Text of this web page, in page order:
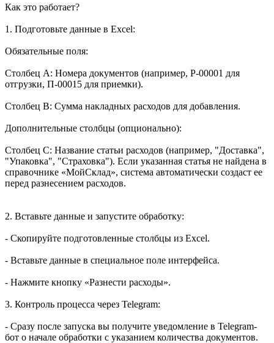
Как это работает?
1. Подготовьте данные в Excel:
Обязательные поля:
Столбец А: Номера документов (например, Р-00001 для
отгрузки, П-00015 для приемки).
Столбец B: Сумма накладных расходов для добавления.
Дополнительные столбцы (опционально):
Столбец C: Название статьи расходов (например, "Доставка",
"Упаковка", "Страховка"). Если указанная статья не найдена в
справочнике «МойСклад», система автоматически создаст ее
перед разнесением расходов.
2. Вставьте данные и запустите обработку:
- Скопируйте подготовленные столбцы из Excel.
- Вставьте данные в специальное поле интерфейса.
- Нажмите кнопку «Разнести расходы».
3. Контроль процесса через Telegram:
- Сразу после запуска вы получите уведомление в Telegram-
бот о начале обработки с указанием количества документов.